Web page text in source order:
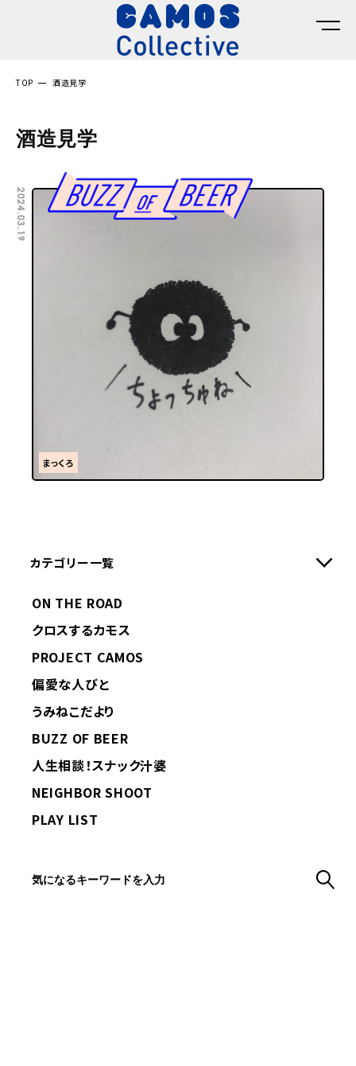
TOP 酒造見学
酒造見学
2024.03.19
まっくろ
カテゴリー一覧
ON THE ROAD
クロスするカモス
PROJECT CAMOS
偏愛な人びと
うみねこだより
BUZZ OF BEER
人生相談！スナック汁婆
NEIGHBOR SHOOT
PLAY LIST